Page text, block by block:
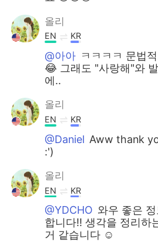
올리
EN KR
@아아 ㅋㅋㅋㅋ 문법
😂 그래도 "사랑해"와
에..
올리
EN KR
@Daniel Aww thank
:')
올리
EN KR
@YDCHO 와우 좋은
합니다!! 생각을 정리하
거 같습니다 ☺